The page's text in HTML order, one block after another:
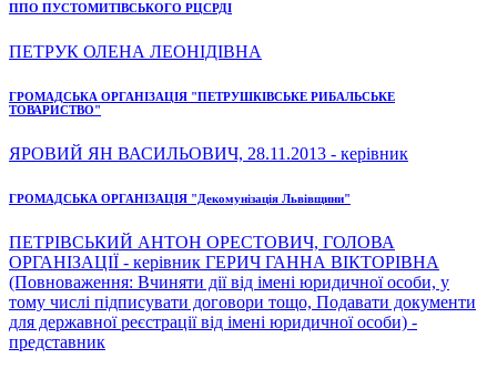
ППО ПУСТОМИТІВСЬКОГО РЦСРДІ
ПЕТРУК ОЛЕНА ЛЕОНІДІВНА
ГРОМАДСЬКА ОРГАНІЗАЦІЯ "ПЕТРУШКІВСЬКЕ РИБАЛЬСЬКЕ
ТОВАРИСТВО"
ЯРОВИЙ ЯН ВАСИЛЬОВИЧ, 28.11.2013 - керівник
ГРОМАДСЬКА ОРГАНІЗАЦІЯ "Декомунізація Львівщини"
ПЕТРІВСЬКИЙ АНТОН ОРЕСТОВИЧ, ГОЛОВА
ОРГАНІЗАЦІЇ - керівник ГЕРИЧ ГАННА ВІКТОРІВНА
(Повноваження: Вчиняти дії від імені юридичної особи, у
тому числі підписувати договори тощо, Подавати документи
для державної реєстрації від імені юридичної особи) -
представник